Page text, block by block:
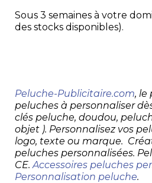
Sous 3 semaines à votre
des stocks disponibles).
Peluche-Publicitaire.com, le
peluches à personnaliser
clés peluche, doudou,
objet ). Personnalisez vos
logo, texte ou marque.
peluches personnalisées.
CE. Accessoires peluches
Personnalisation peluche.